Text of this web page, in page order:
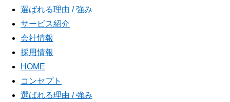
選ばれる理由 / 強み
サービス紹介
会社情報
採用情報
HOME
コンセプト
選ばれる理由 / 強み